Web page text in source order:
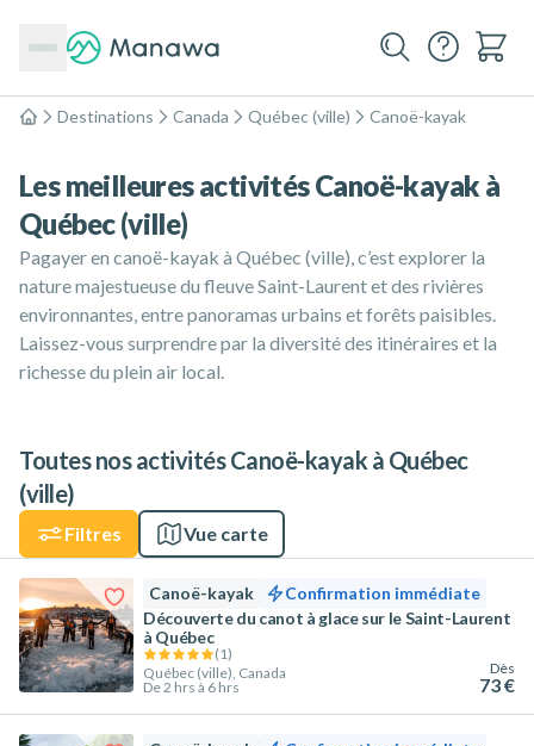
Accueil
Destinations Canada Québec (ville) Canoë-kayak
Les meilleures activités Canoë-kayak à
Québec (ville)
Pagayer en canoë-kayak à Québec (ville), c’est explorer la
nature majestueuse du fleuve Saint-Laurent et des rivières
environnantes, entre panoramas urbains et forêts paisibles.
Laissez-vous surprendre par la diversité des itinéraires et la
richesse du plein air local.
Toutes nos activités Canoë-kayak à Québec
(ville)
Filtres Vue carte
Canoë-kayak
Confirmation immédiate
Découverte du canot à glace sur le Saint-Laurent
à Québec
(1)
Québec (ville), Canada
De 2 hrs à 6 hrs
Dès
73 €